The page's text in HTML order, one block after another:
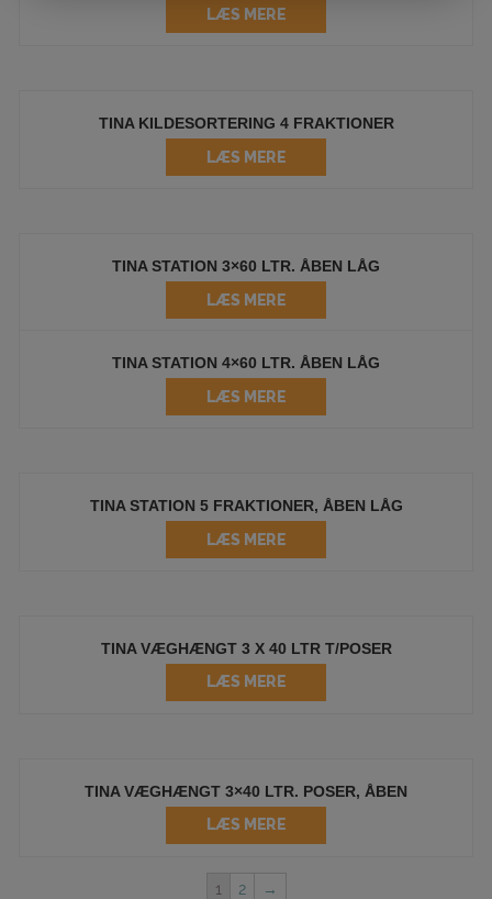
LÆS MERE
TINA KILDESORTERING 4 FRAKTIONER
LÆS MERE
TINA STATION 3×60 LTR. ÅBEN LÅG
LÆS MERE
TINA STATION 4×60 LTR. ÅBEN LÅG
LÆS MERE
TINA STATION 5 FRAKTIONER, ÅBEN LÅG
LÆS MERE
TINA VÆGHÆNGT 3 X 40 LTR T/POSER
LÆS MERE
TINA VÆGHÆNGT 3×40 LTR. POSER, ÅBEN
LÆS MERE
1 2 →